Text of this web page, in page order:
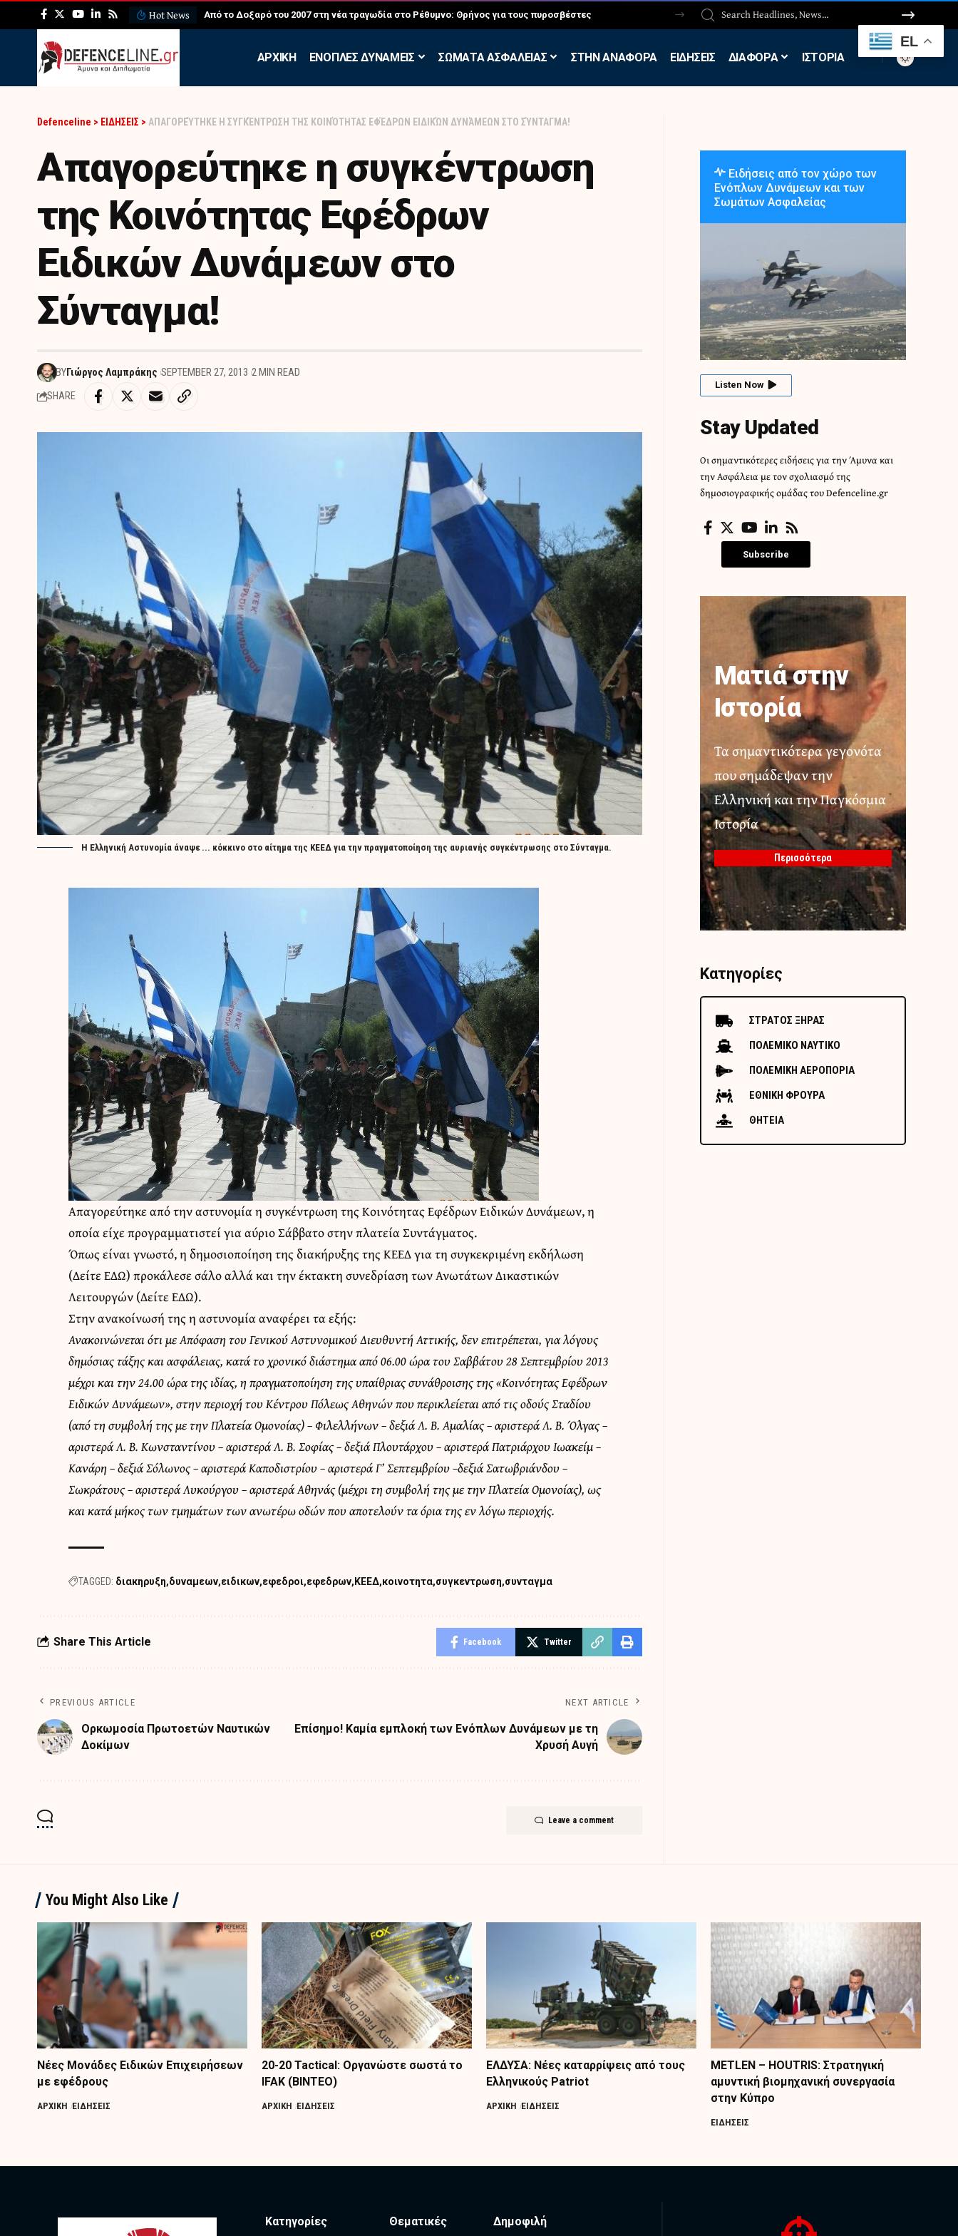
Hot News ΛΕΦΕΔ: Η εντυπωσιακή άσκηση των Εθελοντών Εφέδρων στον Έβρο
APXIKH ΕΝΟΠΛΕΣ ΔΥΝΑΜΕΙΣ ΣΩΜΑΤΑ ΑΣΦΑΛΕΙΑΣ ΣΤΗΝ ΑΝΑΦΟΡΑ ΕΙΔΗΣΕΙΣ ΔΙΑΦΟΡΑ ΙΣΤΟΡΙΑ
Defenceline > ΕΙΔΗΣΕΙΣ > ΑΠΑΓΟΡΕΎΤΗΚΕ Η ΣΥΓΚΈΝΤΡΩΣΗ ΤΗΣ ΚΟΙΝΌΤΗΤΑΣ ΕΦΈΔΡΩΝ ΕΙΔΙΚΏΝ ΔΥΝΆΜΕΩΝ ΣΤΟ ΣΎΝΤΑΓΜΑ!
Απαγορεύτηκε η συγκέντρωση
της Κοινότητας Εφέδρων
Ειδικών Δυνάμεων στο
Σύνταγμα!
BYΓιώργος Λαμπράκης SEPTEMBER 27, 2013 2 MIN READ
SHARE
Η Ελληνική Αστυνομία άναψε ... κόκκινο στο αίτημα της ΚΕΕΔ για την πραγματοποίηση της αυριανής συγκέντρωσης στο Σύνταγμα.
Απαγορεύτηκε από την αστυνομία η συγκέντρωση της Κοινότητας Εφέδρων Ειδικών Δυνάμεων, η
οποία είχε προγραμματιστεί για αύριο Σάββατο στην πλατεία Συντάγματος.
Όπως είναι γνωστό, η δημοσιοποίηση της διακήρυξης της ΚΕΕΔ για τη συγκεκριμένη εκδήλωση
(Δείτε ΕΔΩ) προκάλεσε σάλο αλλά και την έκτακτη συνεδρίαση των Ανωτάτων Δικαστικών
Λειτουργών (Δείτε ΕΔΩ).
Στην ανακοίνωσή της η αστυνομία αναφέρει τα εξής:
Ανακοινώνεται ότι με Απόφαση του Γενικού Αστυνομικού Διευθυντή Αττικής, δεν επιτρέπεται, για λόγους
δημόσιας τάξης και ασφάλειας, κατά το χρονικό διάστημα από 06.00 ώρα του Σαββάτου 28 Σεπτεμβρίου 2013
μέχρι και την 24.00 ώρα της ιδίας, η πραγματοποίηση της υπαίθριας συνάθροισης της «Κοινότητας Εφέδρων
Ειδικών Δυνάμεων», στην περιοχή του Κέντρου Πόλεως Αθηνών που περικλείεται από τις οδούς Σταδίου
(από τη συμβολή της με την Πλατεία Ομονοίας) – Φιλελλήνων – δεξιά Λ. Β. Αμαλίας – αριστερά Λ. Β. Όλγας –
αριστερά Λ. Β. Κωνσταντίνου – αριστερά Λ. Β. Σοφίας – δεξιά Πλουτάρχου – αριστερά Πατριάρχου Ιωακείμ –
Κανάρη – δεξιά Σόλωνος – αριστερά Καποδιστρίου – αριστερά Γ’ Σεπτεμβρίου –δεξιά Σατωβριάνδου –
Σωκράτους – αριστερά Λυκούργου – αριστερά Αθηνάς (μέχρι τη συμβολή της με την Πλατεία Ομονοίας), ως
και κατά μήκος των τμημάτων των ανωτέρω οδών που αποτελούν τα όρια της εν λόγω περιοχής.
TAGGED: διακηρυξη δυναμεων ειδικων εφεδροι εφεδρων ΚΕΕΔ κοινοτητα συγκεντρωση συνταγμα
Share This Article Facebook Twitter
PREVIOUS ARTICLE
Ορκωμοσία Πρωτοετών Ναυτικών
Δοκίμων
NEXT ARTICLE
Επίσημο! Καμία εμπλοκή των Ενόπλων Δυνάμεων με τη
Χρυσή Αυγή
Leave a comment
Ειδήσεις από τον χώρο των
Ενόπλων Δυνάμεων και των
Σωμάτων Ασφαλείας
Listen Now
Stay Updated
Οι σημαντικότερες ειδήσεις για την Άμυνα και
την Ασφάλεια με τον σχολιασμό της
δημοσιογραφικής ομάδας του Defenceline.gr
Subscribe
Ματιά στην
Ιστορία
Τα σημαντικότερα γεγονότα
που σημάδεψαν την
Ελληνική και την Παγκόσμια
Ιστορία
Περισσότερα
Κατηγορίες
ΣΤΡΑΤΟΣ ΞΗΡΑΣ
ΠΟΛΕΜΙΚΟ ΝΑΥΤΙΚΟ
ΠΟΛΕΜΙΚΗ ΑΕΡΟΠΟΡΙΑ
ΕΘΝΙΚΗ ΦΡΟΥΡΑ
ΘΗΤΕΙΑ
You Might Also Like
Nέες Μονάδες Ειδικών Επιχειρήσεων
με εφέδρους
ΑΡΧΙΚΗ ΕΙΔΗΣΕΙΣ
20-20 Tactical: Οργανώστε σωστά το
IFAK (ΒΙΝΤΕΟ)
ΑΡΧΙΚΗ ΕΙΔΗΣΕΙΣ
ΕΛΔΥΣΑ: Νέες καταρρίψεις από τους
Ελληνικούς Patriot
ΑΡΧΙΚΗ ΕΙΔΗΣΕΙΣ
METLEN – HOUTRIS: Στρατηγική
αμυντική βιομηχανική συνεργασία
στην Κύπρο
ΕΙΔΗΣΕΙΣ
Κατηγορίες Θεματικές Δημοφιλή
EL